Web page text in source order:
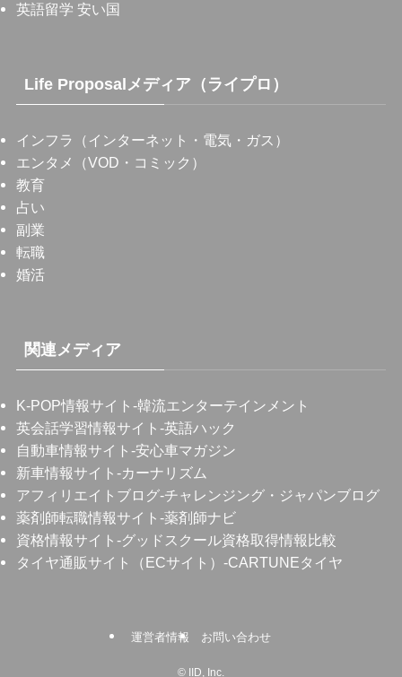
英語留学 安い国
Life Proposalメディア（ライプロ）
インフラ（インターネット・電気・ガス）
エンタメ（VOD・コミック）
教育
占い
副業
転職
婚活
関連メディア
K-POP情報サイト -韓流エンターテインメント
英会話学習情報サイト -英語ハック
自動車情報サイト -安心車マガジン
新車情報サイト -カーナリズム
アフィリエイトブログ-チャレンジング・ジャパンブログ
薬剤師転職情報サイト -薬剤師ナビ
資格情報サイト -グッドスクール資格取得情報比較
タイヤ通販サイト（ECサイト） -CARTUNEタイヤ
運営者情報 お問い合わせ
© IID, Inc.